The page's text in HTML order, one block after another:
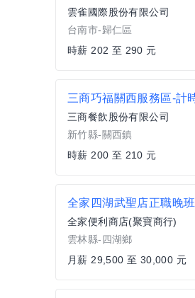
雲雀國際股份有限公司
台南市-歸仁區
時薪 202 至 290 元
三商餐飲股份有限公司
新竹縣-關西鎮
時薪 200 至 210 元
全家四湖武聖店正職晚班
全家便利商店(聚寶商行)
雲林縣-四湖鄉
月薪 29,500 至 30,000 元